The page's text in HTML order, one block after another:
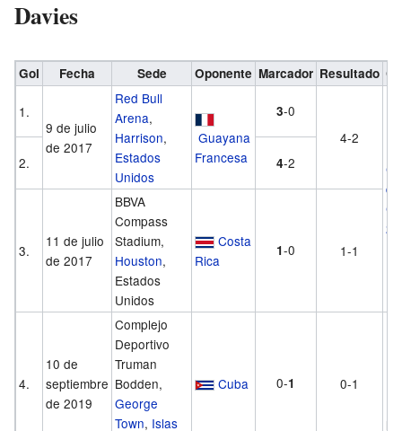
Davies
Gol Fecha Sede Oponente Marcador Resultado
1.
9 de julio
de 2017
Red Bull
Arena,
Harrison,
Estados
Unidos
Guayana
Francesa
3-0
4-2
2. 4-2
3.
11 de julio
de 2017
BBVA
Compass
Stadium,
Houston,
Estados
Unidos
Costa
Rica
1-0 1-1
4.
10 de
septiembre
de 2019
Complejo
Deportivo
Truman
Bodden,
George
Town, Islas
Cuba 0-1 0-1